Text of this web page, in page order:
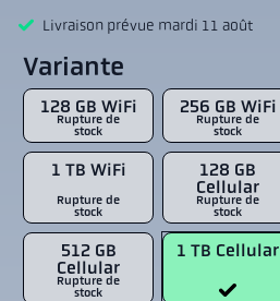
Livraison prévue mardi 11 août
Variante
128 GB WiFi
Rupture de
stock
256 GB WiFi
Rupture de
stock
1 TB WiFi
Rupture de
stock
128 GB
Cellular
Rupture de
stock
512 GB
Cellular
Rupture de
stock
1 TB Cellular